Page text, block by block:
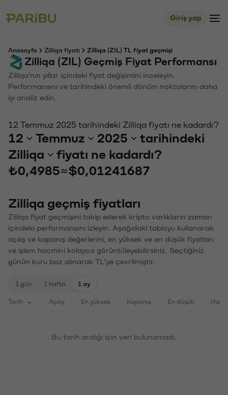
Giriş yap
Anasayfa Zilliqa fiyatı Zilliqa (ZIL) TL fiyat geçmişi
Zilliqa (ZIL) Geçmiş Fiyat Performansı
Zilliqa'nın yıllar içindeki fiyat değişimini inceleyin.
Performansını ve tarihindeki önemli dönüm noktalarını daha
iyi analiz edin.
12 Temmuz 2025 tarihindeki Zilliqa fiyatı ne kadardı?
12 Temmuz 2025
tarihindeki
Zilliqa
fiyatı ne kadardı?
₺0,4985≈$0,01241687
Zilliqa geçmiş fiyatları
Zilliqa fiyat geçmişini takip ederek kripto varlıkların zaman
içindeki performansını izleyin. Aşağıdaki tabloyu kullanarak
açılış ve kapanış değerlerini, en yüksek ve en düşük fiyatları
ve işlem hacmini kolayca görüntüleyebilirsiniz. Seçtiğiniz
günün kuru baz alınarak TL'ye çevrilmiştir.
1 gün 1 hafta 1 ay
Tarih Açılış En yüksek Kapanış En düşük
Bu tarih aralığı için veri bulunamadı.